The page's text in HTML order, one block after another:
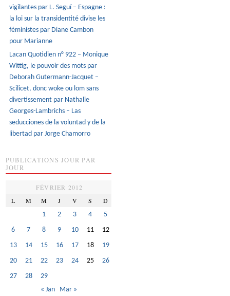
vigilantes par L. Seguí – Espagne :
la loi sur la transidentité divise les
féministes par Diane Cambon
pour Marianne
Lacan Quotidien n° 922 – Monique
Wittig, le pouvoir des mots par
Deborah Gutermann-Jacquet –
Scilicet, donc woke ou lom sans
divertissement par Nathalie
Georges-Lambrichs – Las
seducciones de la voluntad y de la
libertad par Jorge Chamorro
PUBLICATIONS JOUR PAR
JOUR
FÉVRIER 2012
L
M M J V S D
1 2 3 4
5
6
7 8 9 10 11
12
13
14 15 16 17 18
19
20
21 22 23 24 25
26
27
28
29
« Jan
Mar »